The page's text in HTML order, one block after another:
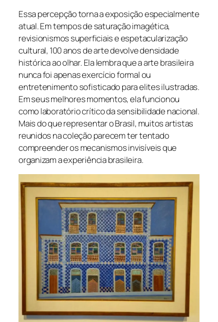
Essa percepção torna a exposição especialmente
atual. Em tempos de saturação imagética,
revisionismos superficiais e espetacularização
cultural, 100 anos de artedevolve densidade
histórica ao olhar. Ela lembra que a arte brasileira
nunca foi apenas exercício formal ou
entretenimento sofisticado para elites ilustradas.
Em seus melhores momentos, ela funcionou
como laboratório crítico da sensibilidade nacional.
Mais do que representar o Brasil, muitos artistas
reunidos na coleção parecem ter tentado
compreender os mecanismos invisíveis que
organizam a experiência brasileira.